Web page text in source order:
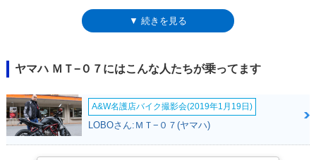
クトかつ軽量な車体に組み合わされ、「市街地でもファンライド」を実現
した。発売時からABSの有無で2グレードが設定されたが、2017年2月の
大きいが、新しい形状となったシートは、着座面積が従来比で30％ほど広
くなり、サスペンションの変更もあって、ツーリングなどでの疲労度が軽
減された。2021年モデルでは、欧州のユーロ5規制に適合するとともに、
スタイルを一新。先に発表されたMT-09に似た（同じではない）LEDヘッ
ドライトを採用。それに伴い、タンクシュラウドなどの形状も変更されて
いた。また、ブレーキディスクがそれまでのペタル（花弁）形状から通常
▼ 続きを見る
ヤマハ ＭＴ−０７にはこんな人たちが乗ってます
A&W名護店バイク撮影会(2019年1月19日)
LOBOさん:ＭＴ−０７(ヤマハ)